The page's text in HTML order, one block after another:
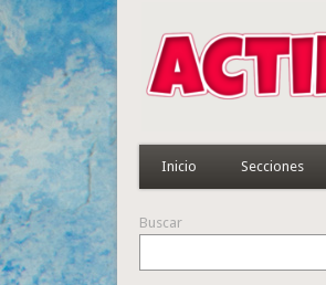
Inicio Secciones
Buscar